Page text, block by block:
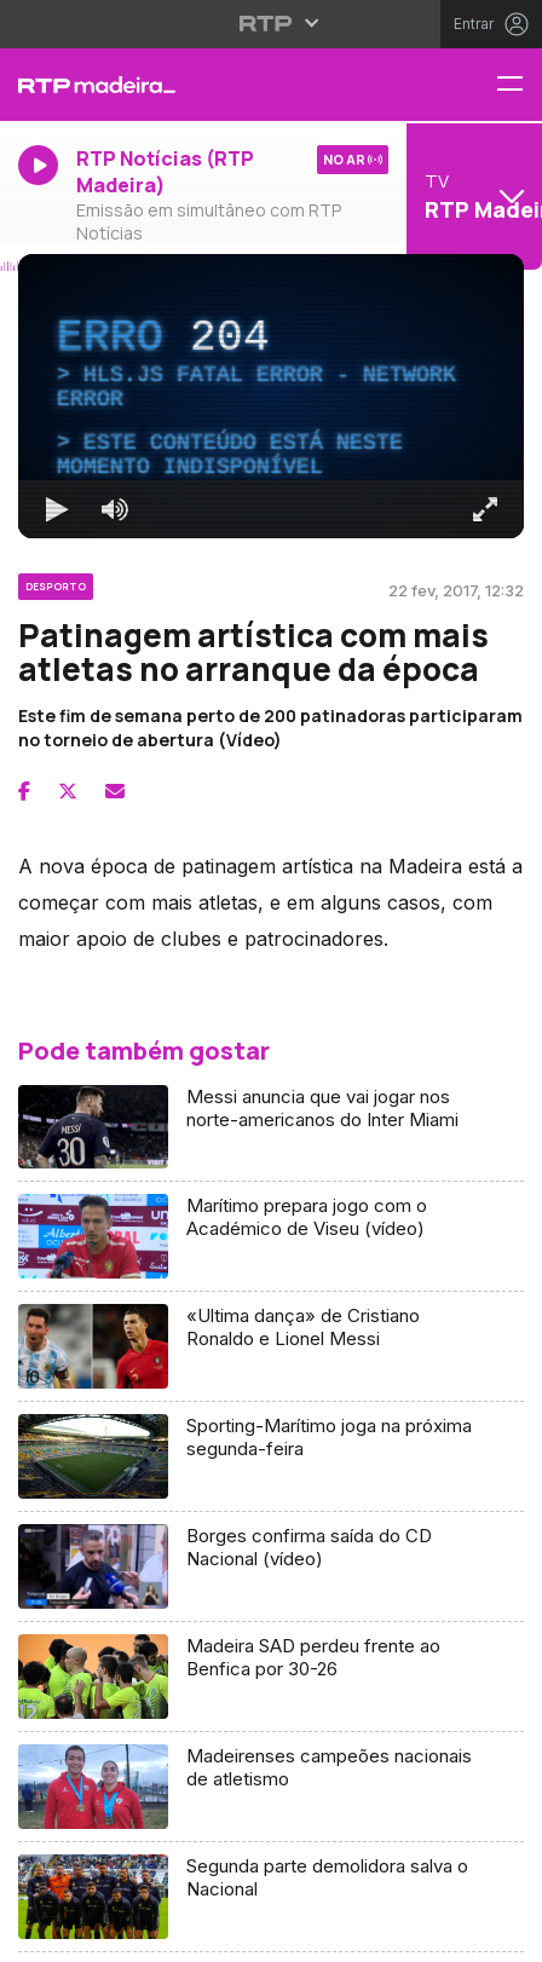
Entrar
RTP Notícias (RTP
Madeira)
Emissão em simultâneo com RTP
Notícias
NO AR
TV
RTP
ERRO204
HLS.JS FATAL ERROR - NETWORK
ERROR
ESTE CONTEÚDO ESTÁ NESTE
MOMENTO INDISPONÍVEL
DESPORTO 22 fev, 2017, 12:32
Patinagem artística com mais
atletas no arranque da época
Este fim de semana perto de 200 patinadoras participaram
no torneio de abertura (Vídeo)
A nova época de patinagem artística na Madeira está a
começar com mais atletas, e em alguns casos, com
maior apoio de clubes e patrocinadores.
Pode também gostar
Messi anuncia que vai jogar nos
norte-americanos do Inter Miami
Marítimo prepara jogo com o
Académico de Viseu (vídeo)
«Ultima dança» de Cristiano
Ronaldo e Lionel Messi
Sporting-Marítimo joga na próxima
segunda-feira
Borges confirma saída do CD
Nacional (vídeo)
Madeira SAD perdeu frente ao
Benfica por 30-26
Madeirenses campeões nacionais
de atletismo
Segunda parte demolidora salva o
Nacional